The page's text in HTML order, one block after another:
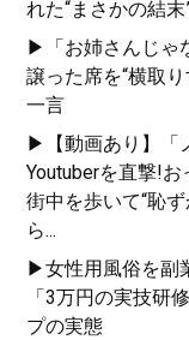
れた“まさかの結末
▶「お姉さんじゃ
譲った席を“横取
一言
▶【動画あり】「
Youtuberを直撃!
街中を歩いて“恥
ら...
▶女性用風俗を副
「3万円の実技研
プの実態